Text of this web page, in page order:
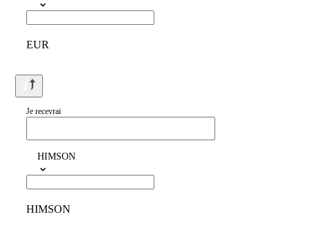
EUR
Je recevrai
HIMSON
HIMSON